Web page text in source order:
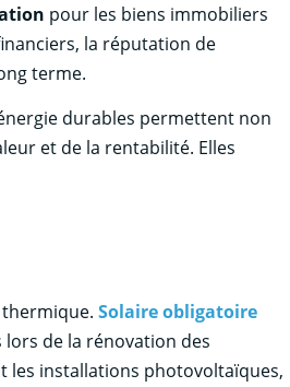
pour les biens immobiliers
la réputation de
terme.
durables permettent non
et de la rentabilité. Elles
thermique.Solaire obligatoire
de la rénovation des
les installations photovoltaïques,